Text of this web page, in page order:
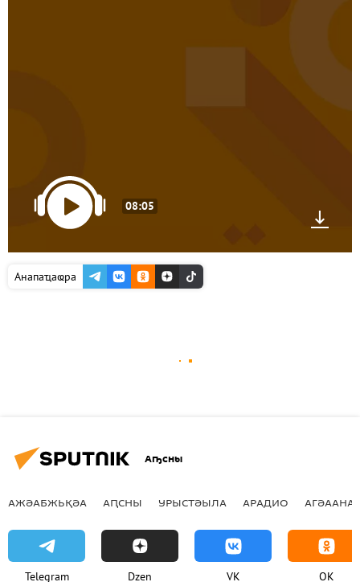
08:05
Анапаҵаҩра
Аҧсны
АЖӘАБЖЬҚӘА АԤСНЫ УРЫСТӘЫЛА АРАДИО
Telegram Dzen VK OK